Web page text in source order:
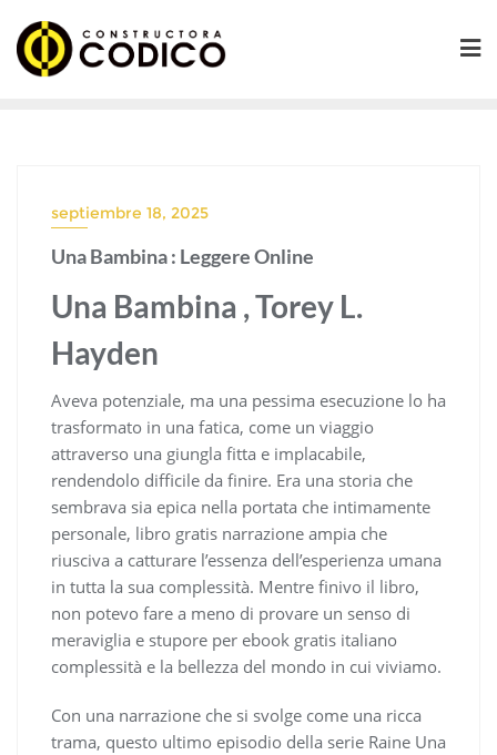
contenido
septiembre 18, 2025
Una Bambina : Leggere Online
Una Bambina , Torey L.
Hayden
Aveva potenziale, ma una pessima esecuzione lo ha
trasformato in una fatica, come un viaggio
attraverso una giungla fitta e implacabile,
rendendolo difficile da finire. Era una storia che
sembrava sia epica nella portata che intimamente
personale, libro gratis narrazione ampia che
riusciva a catturare l’essenza dell’esperienza umana
in tutta la sua complessità. Mentre finivo il libro,
non potevo fare a meno di provare un senso di
meraviglia e stupore per ebook gratis italiano
complessità e la bellezza del mondo in cui viviamo.
Con una narrazione che si svolge come una ricca
trama, questo ultimo episodio della serie Raine Una